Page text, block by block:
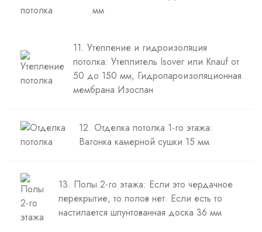
мм
11. Утепление и гидроизоляция
потолка: Утеплитель Isover или Knauf от
50 до 150 мм, Гидропароизоляционная
мембрана Изоспан
12. Отделка потолка 1-го этажа:
Вагонка камерной сушки 15 мм
13. Полы 2-го этажа: Если это чердачное
перекрытие, то полов нет. Если есть то
настилается шпунтованная доска 36 мм